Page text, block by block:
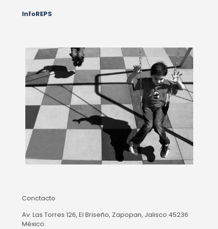
InfoREPS
Conctacto
Av. Las Torres 126, El Briseño, Zapopan, Jalisco 45236
México.